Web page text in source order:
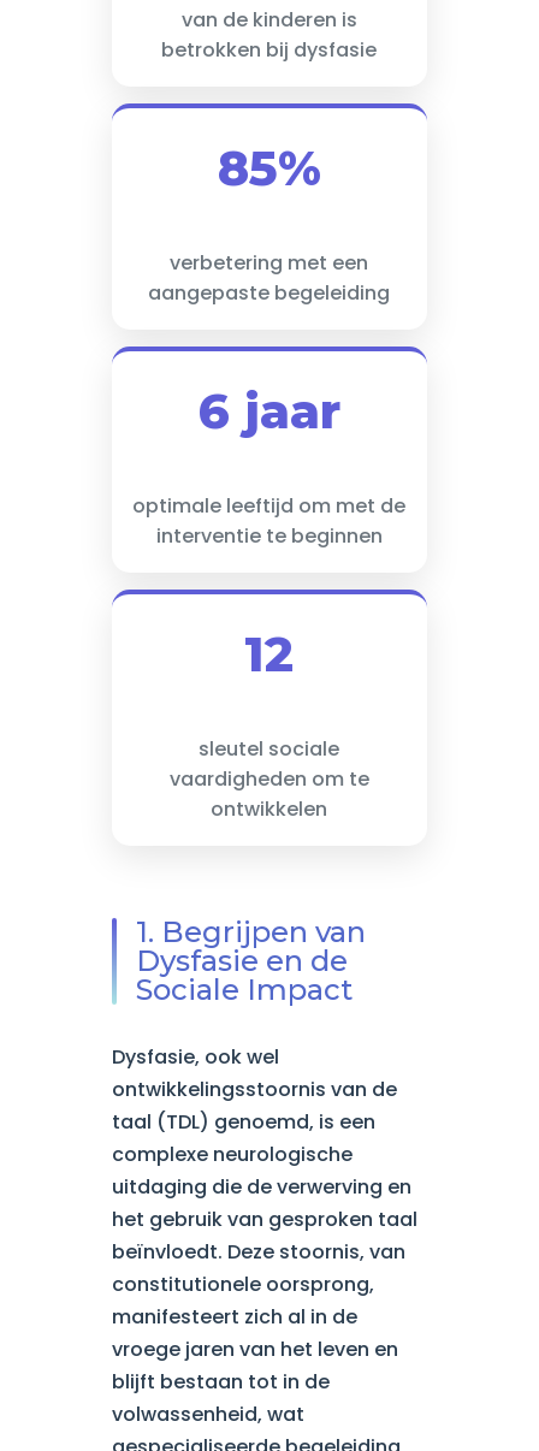
van de kinderen is
betrokken bij dysfasie
85%
verbetering met een
aangepaste begeleiding
6 jaar
optimale leeftijd om met de
interventie te beginnen
12
sleutel sociale
vaardigheden om te
ontwikkelen
1. Begrijpen van
Dysfasie en de
Sociale Impact
Dysfasie, ook wel
ontwikkelingsstoornis van de
taal (TDL) genoemd, is een
complexe neurologische
uitdaging die de verwerving en
het gebruik van gesproken taal
beïnvloedt. Deze stoornis, van
constitutionele oorsprong,
manifesteert zich al in de
vroege jaren van het leven en
blijft bestaan tot in de
volwassenheid, wat